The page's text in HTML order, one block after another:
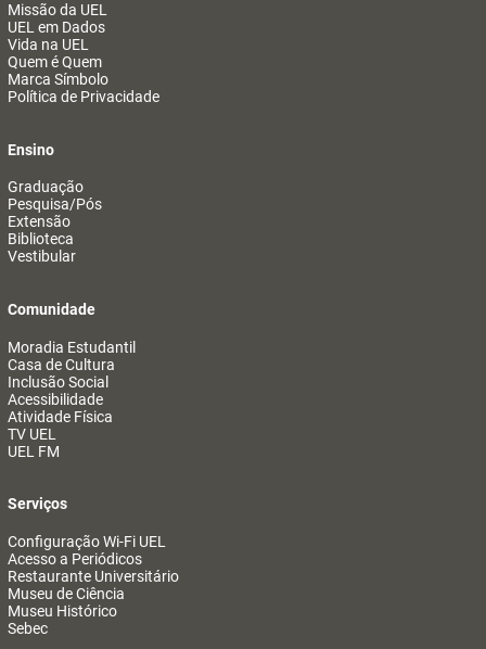
Missão da UEL
UEL em Dados
Vida na UEL
Quem é Quem
Marca Símbolo
Política de Privacidade
Ensino
Graduação
Pesquisa/Pós
Extensão
Biblioteca
Vestibular
Comunidade
Moradia Estudantil
Casa de Cultura
Inclusão Social
Acessibilidade
Atividade Física
TV UEL
UEL FM
Serviços
Configuração Wi-Fi UEL
Acesso a Periódicos
Restaurante Universitário
Museu de Ciência
Museu Histórico
Sebec